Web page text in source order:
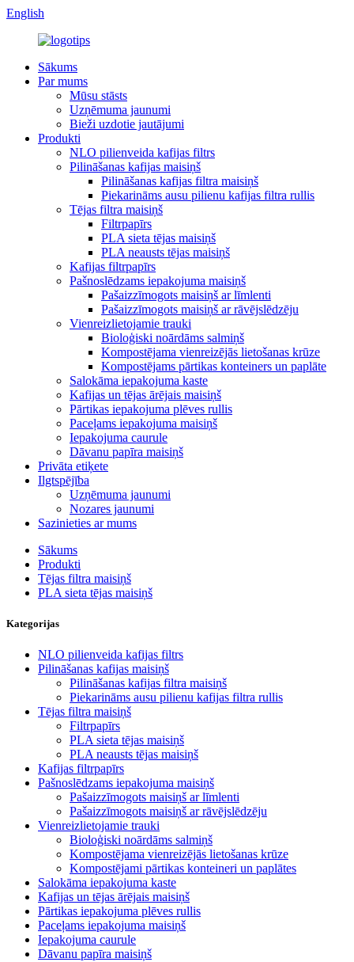
English
Sākums
Par mums
Mūsu stāsts
Uzņēmuma jaunumi
Bieži uzdotie jautājumi
Produkti
NLO pilienveida kafijas filtrs
Pilināšanas kafijas maisiņš
Pilināšanas kafijas filtra maisiņš
Piekarināms ausu pilienu kafijas filtra rullis
Tējas filtra maisiņš
Filtrpapīrs
PLA sieta tējas maisiņš
PLA neausts tējas maisiņš
Kafijas filtrpapīrs
Pašnoslēdzams iepakojuma maisiņš
Pašaizzīmogots maisiņš ar līmlenti
Pašaizzīmogots maisiņš ar rāvējslēdzēju
Vienreizlietojamie trauki
Bioloģiski noārdāms salmiņš
Kompostējama vienreizējās lietošanas krūze
Kompostējams pārtikas konteiners un paplāte
Salokāma iepakojuma kaste
Kafijas un tējas ārējais maisiņš
Pārtikas iepakojuma plēves rullis
Paceļams iepakojuma maisiņš
Iepakojuma caurule
Dāvanu papīra maisiņš
Privāta etiķete
Ilgtspējība
Uzņēmuma jaunumi
Nozares jaunumi
Sazinieties ar mums
Sākums
Produkti
Tējas filtra maisiņš
PLA sieta tējas maisiņš
Kategorijas
NLO pilienveida kafijas filtrs
Pilināšanas kafijas maisiņš
Pilināšanas kafijas filtra maisiņš
Piekarināms ausu pilienu kafijas filtra rullis
Tējas filtra maisiņš
Filtrpapīrs
PLA sieta tējas maisiņš
PLA neausts tējas maisiņš
Kafijas filtrpapīrs
Pašnoslēdzams iepakojuma maisiņš
Pašaizzīmogots maisiņš ar līmlenti
Pašaizzīmogots maisiņš ar rāvējslēdzēju
Vienreizlietojamie trauki
Bioloģiski noārdāms salmiņš
Kompostējama vienreizējās lietošanas krūze
Kompostējami pārtikas konteineri un paplātes
Salokāma iepakojuma kaste
Kafijas un tējas ārējais maisiņš
Pārtikas iepakojuma plēves rullis
Paceļams iepakojuma maisiņš
Iepakojuma caurule
Dāvanu papīra maisiņš